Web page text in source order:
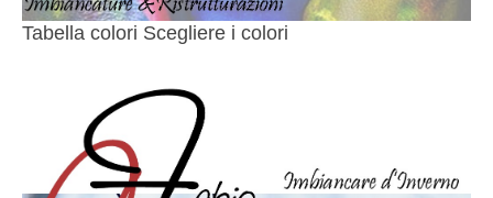
Tabella colori Scegliere i colori